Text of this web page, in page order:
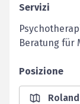
Servizi
Beratung für
Posizione